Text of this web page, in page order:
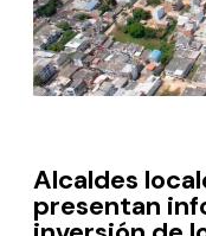
Alcaldes
presentan